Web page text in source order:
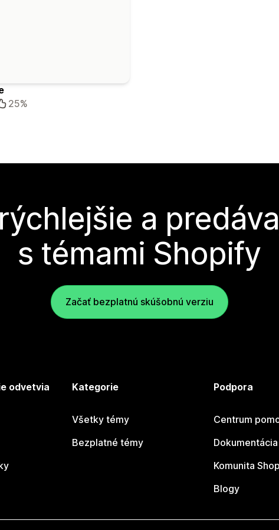
25%
a
s témami Shopify
Začať bezplatnú skúšobnú verziu
odvetvia Kategorie
Všetky témy
Bezplatné témy
Podpora
Centrum
Dokumentácia
Komunita
Blogy